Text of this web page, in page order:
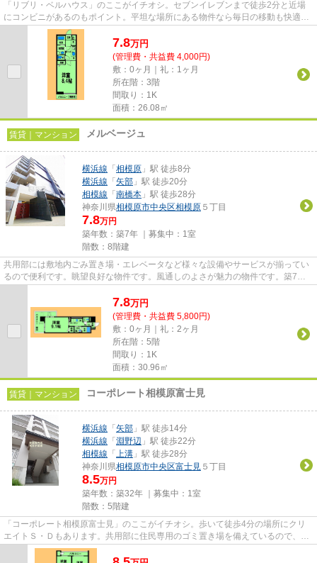
「リブリ・ベルハウス」のここがイチオシ。セブンイレブンまで徒歩2分と近場
にコンビニがあるのもポイント。平坦な場所にある物件なら毎日の移動も快適で
す。この物件は駅から徒歩5分...
7.8万円
(管理費・共益費 4,000円)
敷：0ヶ月｜礼：1ヶ月
所在階：3階
間取り：1K
面積：26.08㎡
賃貸｜マンション メルベージュ
横浜線 「 相模原 」駅 徒歩8分
横浜線 「 矢部 」駅 徒歩20分
相模線 「 南橋本 」駅 徒歩28分
神奈川県相模原市中央区相模原 ５丁目
7.8万円
築年数：築7年 ｜募集中： 1室
階数：8階建
共用部には敷地内ごみ置き場・エレベータなど様々な設備やサービスが揃ってい
るので便利です。眺望良好な物件です。風通しのよさが魅力の物件です。築7年
7.8万円
(管理費・共益費 5,800円)
敷：0ヶ月｜礼：2ヶ月
所在階：5階
間取り：1K
面積：30.96㎡
賃貸｜マンション コーポレート相模原富士見
横浜線 「 矢部 」駅 徒歩14分
横浜線 「 淵野辺 」駅 徒歩22分
相模線 「 上溝 」駅 徒歩28分
神奈川県相模原市中央区富士見 ５丁目
8.5万円
築年数：築32年 ｜募集中： 1室
階数：5階建
「コーポレート相模原富士見」のここがイチオシ。歩いて徒歩4分の場所にクリ
エイトＳ・Ｄもあります。共用部に住民専用のゴミ置き場を備えているので、面
倒なゴミ出しも楽になります。...